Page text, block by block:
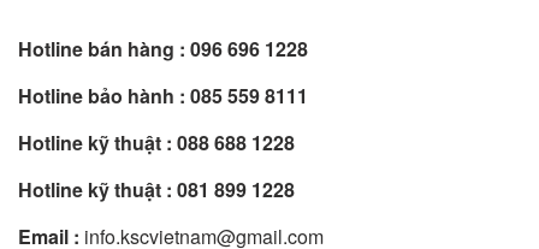
Hotline bán hàng : 096 696 1228
Hotline bảo hành : 085 559 8111
Hotline kỹ thuật : 088 688 1228
Hotline kỹ thuật : 081 899 1228
Email : info.kscvietnam@gmail.com